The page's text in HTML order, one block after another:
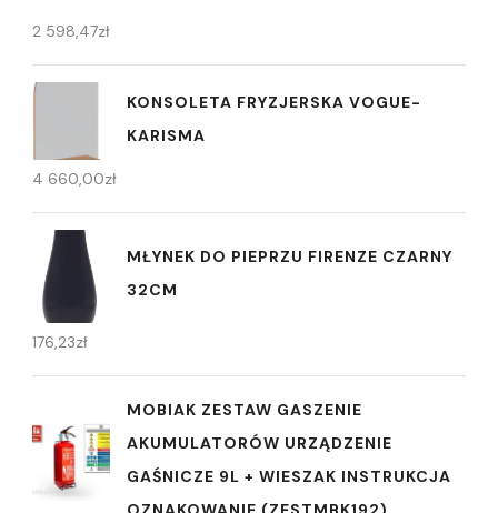
2 598,47zł
KONSOLETA FRYZJERSKA VOGUE-
KARISMA
4 660,00zł
MŁYNEK DO PIEPRZU FIRENZE CZARNY
32CM
176,23zł
MOBIAK ZESTAW GASZENIE
AKUMULATORÓW URZĄDZENIE
GAŚNICZE 9L + WIESZAK INSTRUKCJA